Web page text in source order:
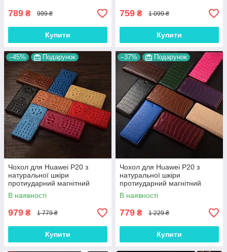
789 ₴ 999 ₴
Купити
759 ₴ 1 099 ₴
Купити
–45% Подарунок
Чохол для Huawei P20 з
натуральної шкіри
протиударний магнітний
книжка з підставкою
"CROCOHEAD"
В наявності
979 ₴ 1 779 ₴
Купити
–37% Подарунок
Чохол для Huawei P20 з
натуральної шкіри
протиударний магнітний
книжка з підставкою "LUXOR"
В наявності
779 ₴ 1 229 ₴
Купити